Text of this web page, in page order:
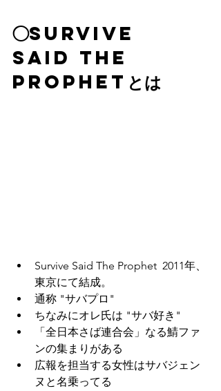
◯Survive
Said The
Prophetとは
Survive Said The Prophet  2011年、
東京にて結成。
通称 "サバプロ"
ちなみにオレ氏は "サバ好き"
「全日本さば連合会」なる鯖ファ
ンの集まりがある
広報を担当する女性はサバジェン
ヌと名乗ってる